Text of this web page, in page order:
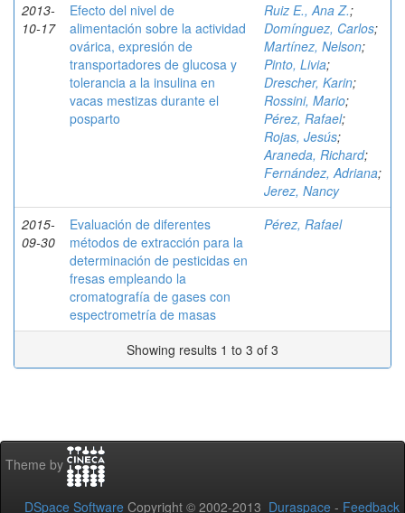
2013-
10-17
Efecto del nivel de
alimentación sobre la actividad
ovárica, expresión de
transportadores de glucosa y
tolerancia a la insulina en
vacas mestizas durante el
posparto
Ruiz E., Ana Z.;
Domínguez, Carlos;
Martínez, Nelson;
Pinto, Livia;
Drescher, Karin;
Rossini, Mario;
Pérez, Rafael;
Rojas, Jesús;
Araneda, Richard;
Fernández, Adriana;
Jerez, Nancy
2015-
09-30
Evaluación de diferentes
métodos de extracción para la
determinación de pesticidas en
fresas empleando la
cromatografía de gases con
espectrometría de masas
Pérez, Rafael
Showing results 1 to 3 of 3
Theme by
DSpace Software Copyright © 2002-2013 Duraspace - Feedback